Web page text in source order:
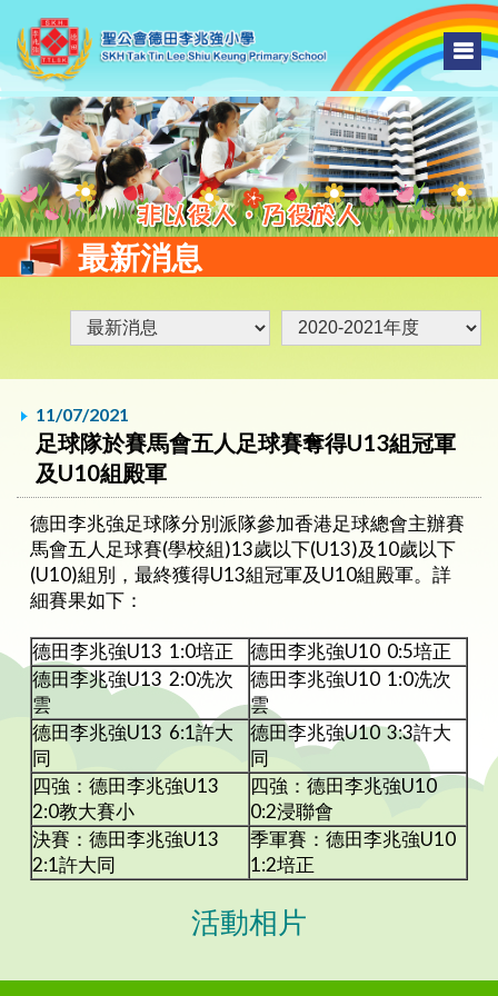
最新消息
11/07/2021
足球隊於賽馬會五人足球賽奪得U13組冠軍
及U10組殿軍
德田李兆強足球隊分別派隊參加香港足球總會主辦賽
馬會五人足球賽(學校組)13歲以下(U13)及10歲以下
(U10)組別，最終獲得U13組冠軍及U10組殿軍。詳
細賽果如下：
德田李兆強U13 1:0培正
德田李兆強U10 0:5培正
德田李兆強U13 2:0冼次
雲
德田李兆強U10 1:0冼次
雲
德田李兆強U13 6:1許大
同
德田李兆強U10 3:3許大
同
四強：德田李兆強U13
2:0教大賽小
四強：德田李兆強U10
0:2浸聯會
決賽：德田李兆強U13
2:1許大同
季軍賽：德田李兆強U10
1:2培正
活動相片